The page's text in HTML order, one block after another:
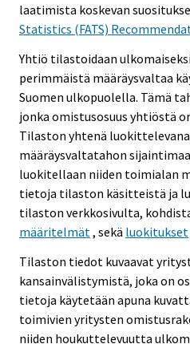
laatimista koskevan
Statistics (FATS)
Yhtiö tilastoidaan
perimmäistä määräysvaltaa
Suomen ulkopuolella. Tämä
jonka omistusosuus yhtiöstä
Tilaston yhtenä
määräysvaltatahon
luokitellaan niiden toimialan
tietoja tilaston käsitteistä ja
tilaston verkkosivulta,
määritelmät, sekä luokitukset
Tilaston tiedot kuvaavat
kansainvälistymistä, joka on
tietoja käytetään apuna
toimivien yritysten
niiden houkuttelevuutta